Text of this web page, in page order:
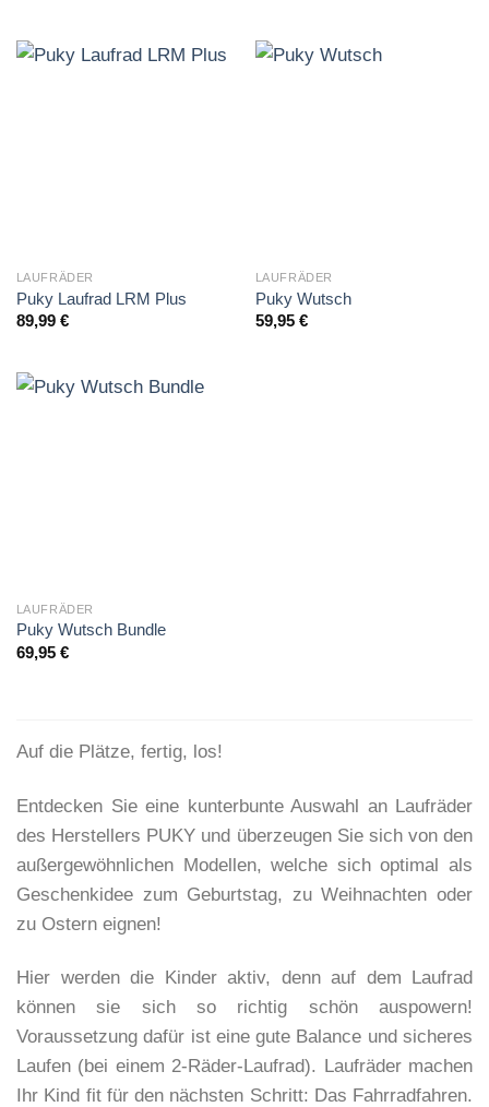
LAUFRÄDER
Puky Laufrad LRM Plus
89,99 €
LAUFRÄDER
Puky Wutsch
59,95 €
LAUFRÄDER
Puky Wutsch Bundle
69,95 €
Auf die Plätze, fertig, los!
Entdecken Sie eine kunterbunte Auswahl an Laufräder
des Herstellers PUKY und überzeugen Sie sich von den
außergewöhnlichen Modellen, welche sich optimal als
Geschenkidee zum Geburtstag, zu Weihnachten oder
zu Ostern eignen!
Hier werden die Kinder aktiv, denn auf dem Laufrad
können sie sich so richtig schön auspowern!
Voraussetzung dafür ist eine gute Balance und sicheres
Laufen (bei einem 2-Räder-Laufrad). Laufräder machen
Ihr Kind fit für den nächsten Schritt: Das Fahrradfahren.